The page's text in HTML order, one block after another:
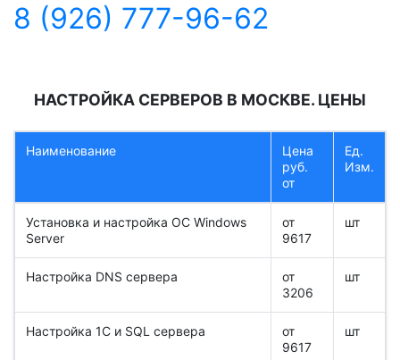
8 (926) 777-96-62
НАСТРОЙКА СЕРВЕРОВ В МОСКВЕ. ЦЕНЫ
Наименование
Цена
руб.
от
Ед.
Изм.
Установка и настройка OC Windows
Server
от
9617
шт
Настройка DNS сервера
от
3206
шт
Настройка 1С и SQL сервера
от
9617
шт